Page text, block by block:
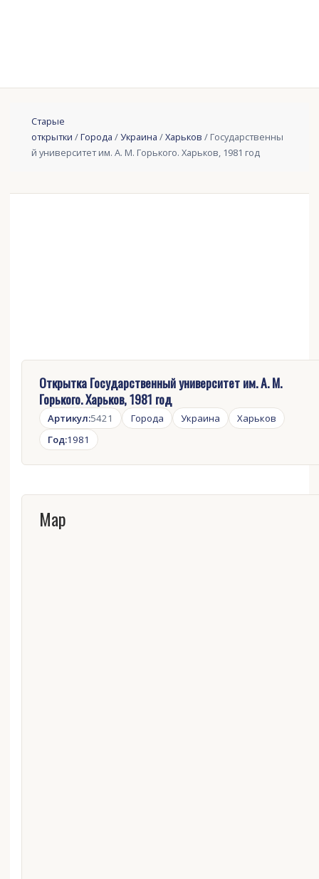
Старые
открытки /Города /Украина /Харьков / Государственны
й университет им. А. М. Горького. Харьков, 1981 год
Открытка Государственный университет им. А. М.
Горького. Харьков, 1981 год
Артикул:5421 Города Украина
Харьков
Год:1981
Map